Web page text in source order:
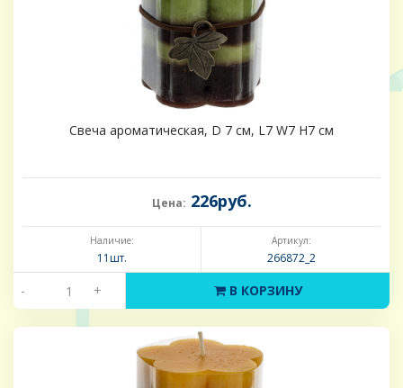
Свеча ароматическая, D 7 см, L7 W7 H7 см
Цена: 226руб.
Наличие:
11шт.
Артикул:
266872_2
- + В КОРЗИНУ